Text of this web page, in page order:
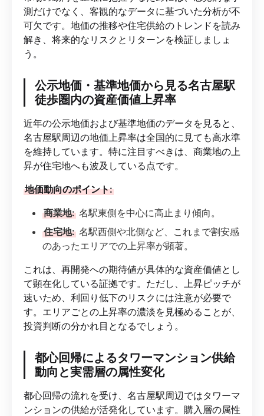
測だけでなく、客観的なデータに基づいた分析が不
可欠です。地価の推移や住宅供給のトレンドを読み
解き、将来的なリスクとリターンを検証しましょ
う。
公示地価・基準地価から見る名古屋駅
徒歩圏内の資産価値上昇率
近年の公示地価および基準地価のデータを見ると、
名古屋駅周辺の地価上昇率は全国的に見ても高水準
を維持しています。特に注目すべきは、商業地の上
昇が住宅地へも波及している点です。
地価動向のポイント:
商業地: 名駅東側を中心に高止まり傾向。
住宅地: 名駅西側や北側など、これまで割安感
のあったエリアでの上昇率が顕著。
これは、再開発への期待値が具体的な資産価値とし
て顕在化している証拠です。ただし、上昇ピッチが
速いため、利回り低下のリスクには注意が必要で
す。エリアごとの上昇率の濃淡を見極めることが、
投資判断の分かれ目となるでしょう。
都心回帰によるタワーマンション供給
動向と実需層の属性変化
都心回帰の流れを受け、名古屋駅周辺ではタワーマ
ンションの供給が活発化しています。購入層の属性